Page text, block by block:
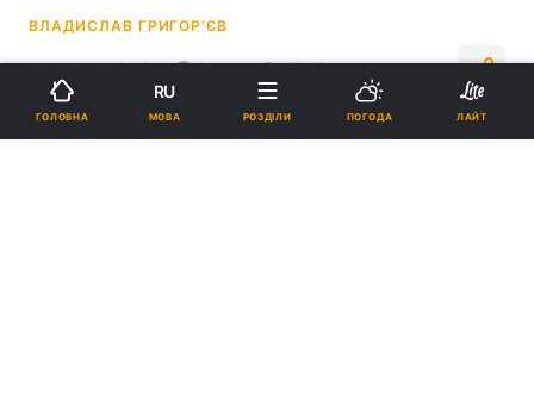
ВЛАДИСЛАВ ГРИГОР'ЄВ
14:01, 24.05.25 2 хв. 5785
Підпишіться на нас в Google
ГОЛОВНА
RU
МОВА РОЗДІЛИ ПОГОДА ЛАЙТ